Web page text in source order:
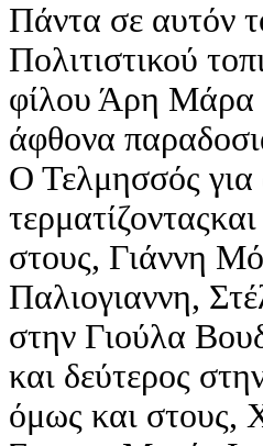
Πάντα σε αυτόν
Πολιτιστικού
φίλου Άρη Μάρα
άφθονα
Ο Τελμησσός για
στους, Γιάννη
Παλιογιαννη,
στην Γιούλα
και δεύτερος
όμως και στους,